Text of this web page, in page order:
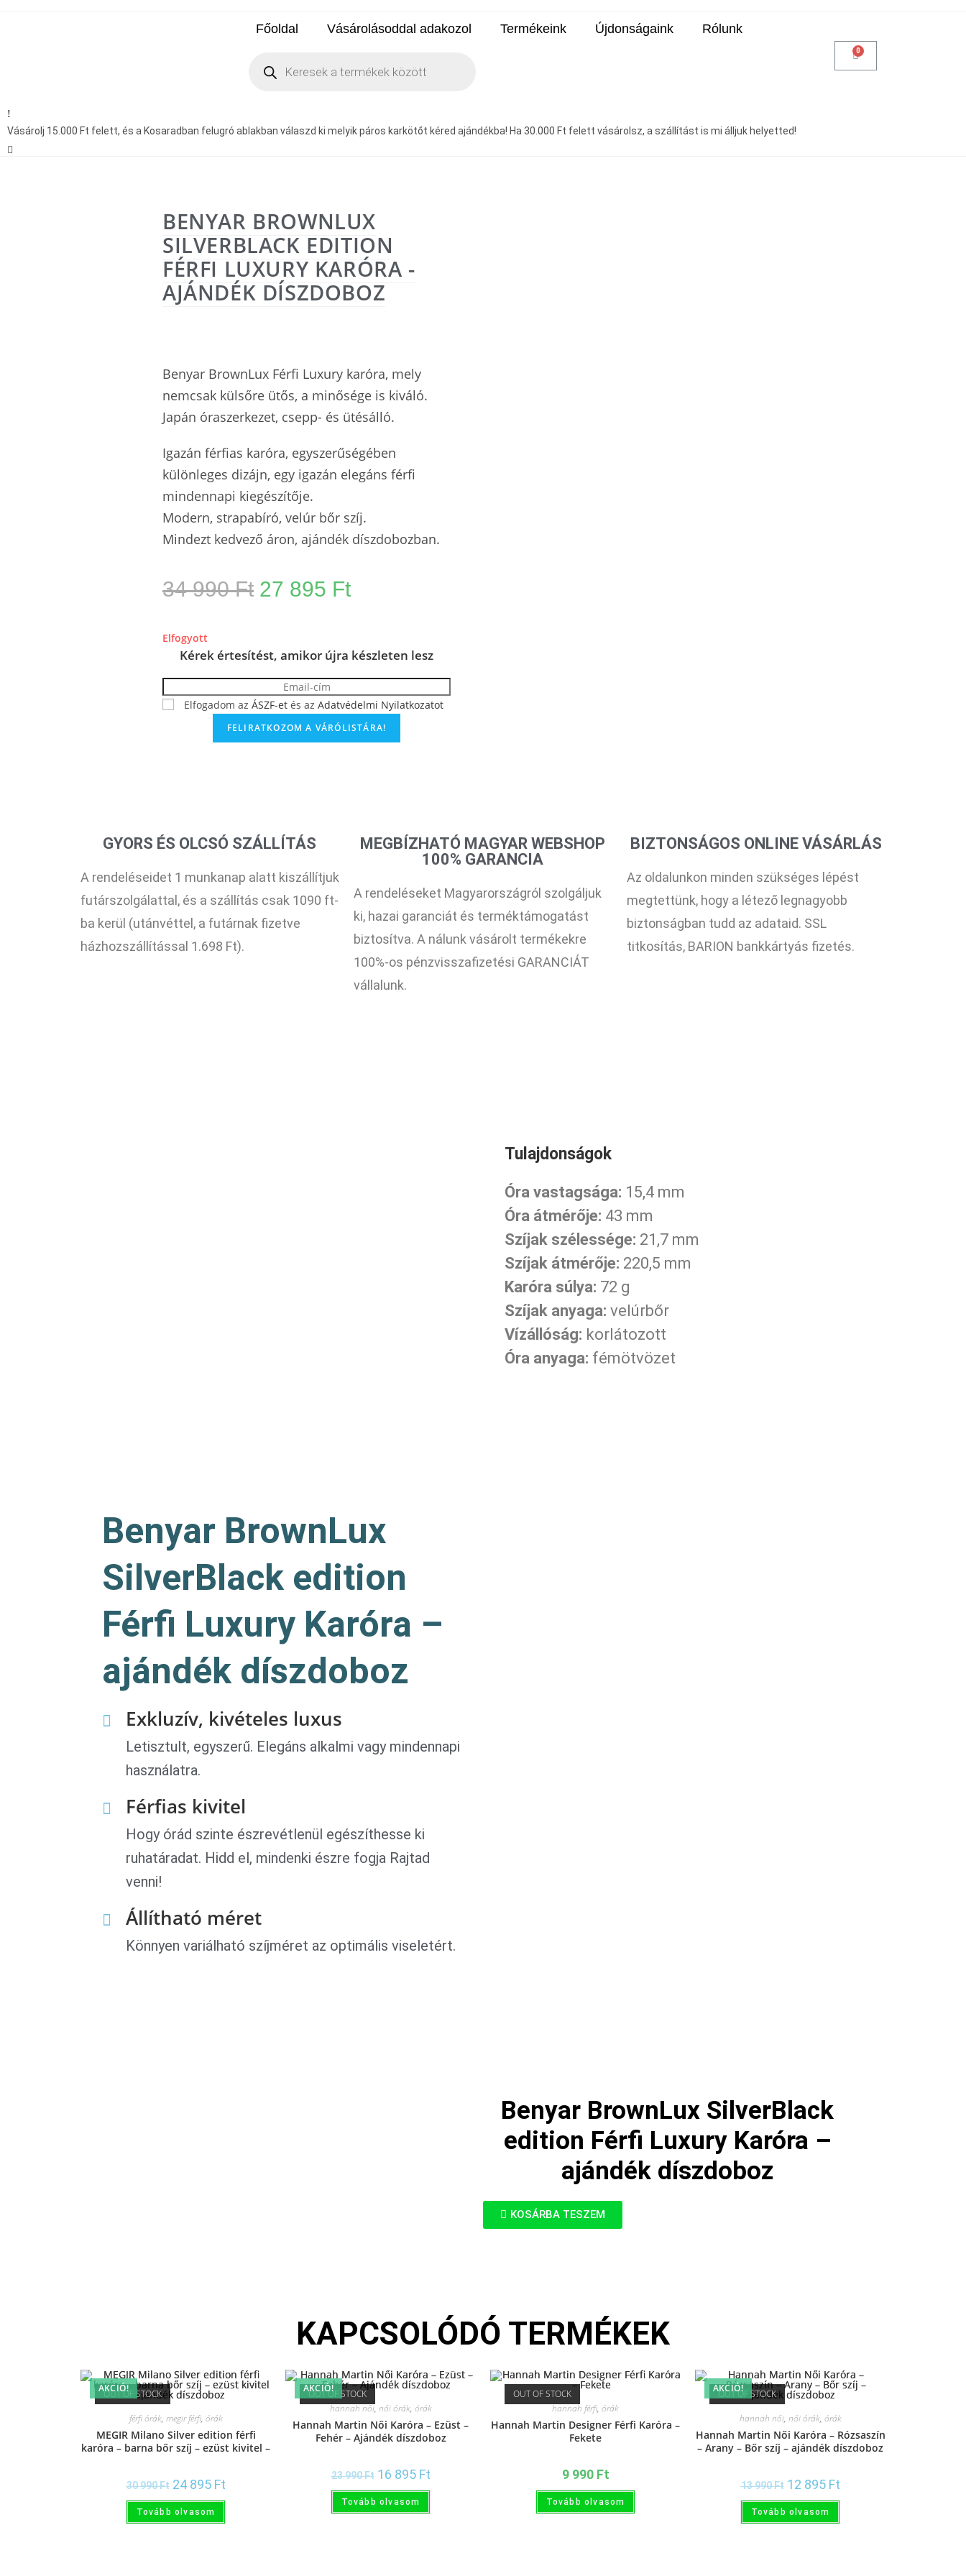
Főoldal Vásárolásoddal adakozol Termékeink Újdonságaink Rólunk
Vásárolj 15.000 Ft felett, és a Kosaradban felugró ablakban válaszd ki melyik páros karkötőt kéred ajándékba! Ha 30.000 Ft felett vásárolsz, a szállítást is mi álljuk helyetted!
BENYAR BROWNLUX
SILVERBLACK EDITION
FÉRFI LUXURY KARÓRA -
AJÁNDÉK DÍSZDOBOZ
Benyar BrownLux Férfi Luxury karóra, mely
nemcsak külsőre ütős, a minősége is kiváló.
Japán óraszerkezet, csepp- és ütésálló.
Igazán férfias karóra, egyszerűségében
különleges dizájn, egy igazán elegáns férfi
mindennapi kiegészítője.
Modern, strapabíró, velúr bőr szíj.
Mindezt kedvező áron, ajándék díszdobozban.
34 990Ft 27 895 Ft
Elfogyott
Kérek értesítést, amikor újra készleten lesz
Elfogadom az ÁSZF-et és az Adatvédelmi Nyilatkozatot
GYORS ÉS OLCSÓ SZÁLLÍTÁS
A rendeléseidet 1 munkanap alatt kiszállítjuk
futárszolgálattal, és a szállítás csak 1090 ft-
ba kerül (utánvéttel, a futárnak fizetve
házhozszállítással 1.698 Ft).
MEGBÍZHATÓ MAGYAR WEBSHOP
100% GARANCIA
A rendeléseket Magyarországról szolgáljuk
ki, hazai garanciát és terméktámogatást
biztosítva. A nálunk vásárolt termékekre
100%-os pénzvisszafizetési GARANCIÁT
vállalunk.
BIZTONSÁGOS ONLINE VÁSÁRLÁS
Az oldalunkon minden szükséges lépést
megtettünk, hogy a létező legnagyobb
biztonságban tudd az adataid. SSL
titkosítás, BARION bankkártyás fizetés.
Tulajdonságok
Óra vastagsága: 15,4 mm
Óra átmérője: 43 mm
Szíjak szélessége: 21,7 mm
Szíjak átmérője: 220,5 mm
Karóra súlya: 72 g
Szíjak anyaga: velúrbőr
Vízállóság: korlátozott
Óra anyaga: fémötvözet
Benyar BrownLux
SilverBlack edition
Férfi Luxury Karóra –
ajándék díszdoboz
Exkluzív, kivételes luxus
Letisztult, egyszerű. Elegáns alkalmi vagy mindennapi
használatra.
Férfias kivitel
Hogy órád szinte észrevétlenül egészíthesse ki
ruhatáradat. Hidd el, mindenki észre fogja Rajtad
venni!
Állítható méret
Könnyen variálható szíjméret az optimális viseletért.
Benyar BrownLux SilverBlack
edition Férfi Luxury Karóra –
ajándék díszdoboz
KOSÁRBA TESZEM
KAPCSOLÓDÓ TERMÉKEK
OUT OF STOCK
AKCIÓ!
férfi órák, megir férfi, órák
MEGIR Milano Silver edition férfi
karóra – barna bőr szíj – ezüst kivitel –
30 990Ft 24 895 Ft
Tovább olvasom
OUT OF STOCK
AKCIÓ!
hannah női, női órák, órák
Hannah Martin Női Karóra – Ezüst –
Fehér – Ajándék díszdoboz
23 990Ft 16 895 Ft
Tovább olvasom
OUT OF STOCK
hannah férfi, órák
Hannah Martin Designer Férfi Karóra –
Fekete
9 990 Ft
Tovább olvasom
OUT OF STOCK
AKCIÓ!
hannah női, női órák, órák
Hannah Martin Női Karóra – Rózsaszín
– Arany – Bőr szíj – ajándék díszdoboz
13 990Ft 12 895 Ft
Tovább olvasom